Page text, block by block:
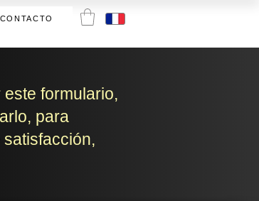
CONTACTO
formulario,
para